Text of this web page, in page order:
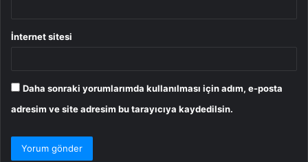
İnternet sitesi
Daha sonraki yorumlarımda kullanılması için adım, e-posta
adresim ve site adresim bu tarayıcıya kaydedilsin.